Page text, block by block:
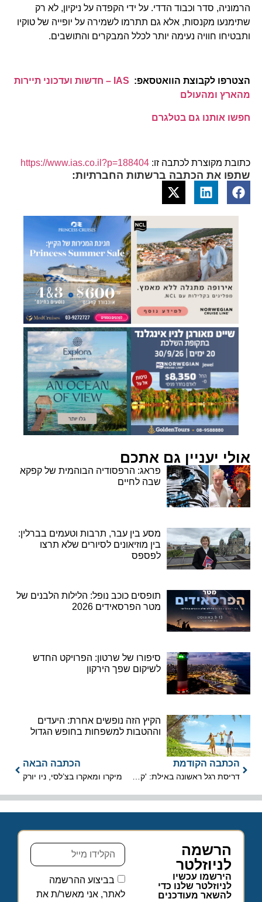
הרמוניה, סדר וכבוד הדדי. על ידי הקפדה על ניקיון, לא רק
שתימנעו מקנסות, אלא גם תתרמו לשמירה על יופייה של טוקיו
ותבטיחו חוויה נעימה יותר לכלל המבקרים והתושבים.
הצטרפו לקבוצת הוואטסאפ:
IAS – חדשות ועדכוני תיירות
מהארץ ומהעולם
חפשו אותנו גם בטלגרם
כתובת מקוצרת לכתבה זו: https://www.ias.co.il?p=188404
שתפו את הכתבה ברשתות החברתיות:
אולי יעניין גם אתכם
פראג: הרפסודיה הבוהמית של קפקא
שבה לחיים
מסע בין עבר, תרבות וטעמים בברלין:
בין מוזיאונים לסיורים שלא תרצו
לפספס
תופסים כוכב נופל: הלילות הלבנים של
מטר הפרסאידים 2026
סיפורו של שרטון: הפרויקט החדש
לשיקום שפך הירקון
הקיץ הזה נופשים אחרת: היעדים
וההטבות למשפחות בחופש הגדול
הכתבה הקודמת הכתבה הבאה
מיקרו ומאקרו בצ’לסי, ניו יורק
הרשמה
לניוזלטר
הירשמו עכשיו
לניוזלטר שלנו כדי
להשאר מעודכנים
בביצוע ההרשמה
לאתר, אני מאשר/ת את